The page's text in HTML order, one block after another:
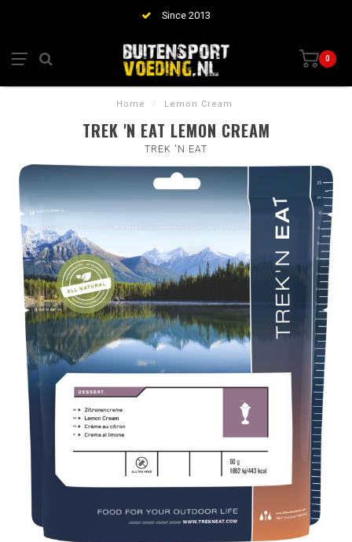
Since 2013
0
Home / Lemon Cream
TREK 'N EAT LEMON CREAM
TREK 'N EAT